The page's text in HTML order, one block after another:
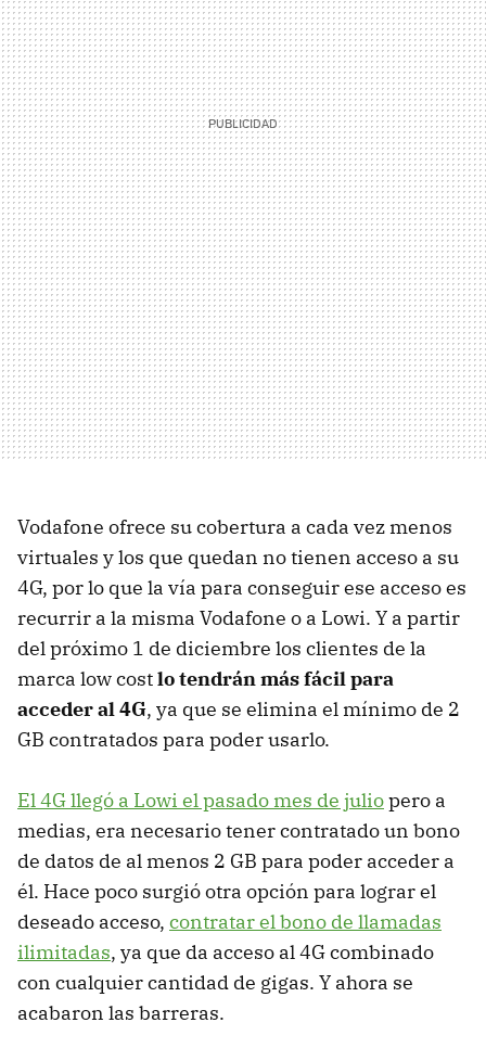
Vodafone ofrece su cobertura a cada vez menos
virtuales y los que quedan no tienen acceso a su
4G, por lo que la vía para conseguir ese acceso es
recurrir a la misma Vodafone o a Lowi. Y a partir
del próximo 1 de diciembre los clientes de la
marca low costlo tendrán más fácil para
acceder al 4G, ya que se elimina el mínimo de 2
GB contratados para poder usarlo.
El 4G llegó a Lowi el pasado mes de juliopero a
medias, era necesario tener contratado un bono
de datos de al menos 2 GB para poder acceder a
él. Hace poco surgió otra opción para lograr el
deseado acceso, contratar el bono de llamadas
ilimitadas, ya que da acceso al 4G combinado
con cualquier cantidad de gigas. Y ahora se
acabaron las barreras.